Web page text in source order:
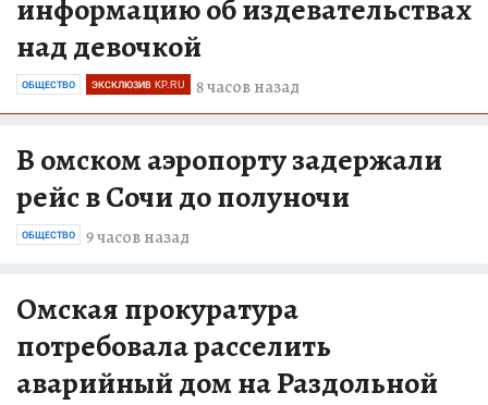
информацию об издевательствах
над девочкой
8 часов назад
ОБЩЕСТВО ЭКСКЛЮЗИВ KP.RU
В омском аэропорту задержали
рейс в Сочи до полуночи
9 часов назад
ОБЩЕСТВО
Омская прокуратура
потребовала расселить
аварийный дом на Раздольной